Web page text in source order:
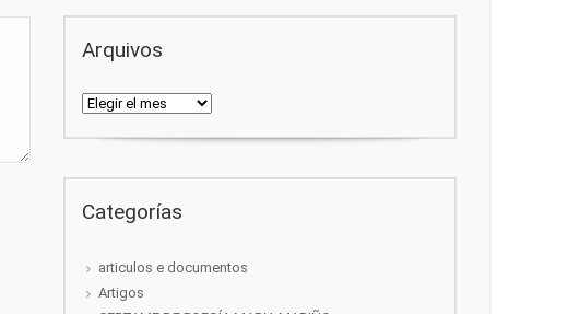
Arquivos
Arquivos
Categorías
articulos e documentos
Artigos